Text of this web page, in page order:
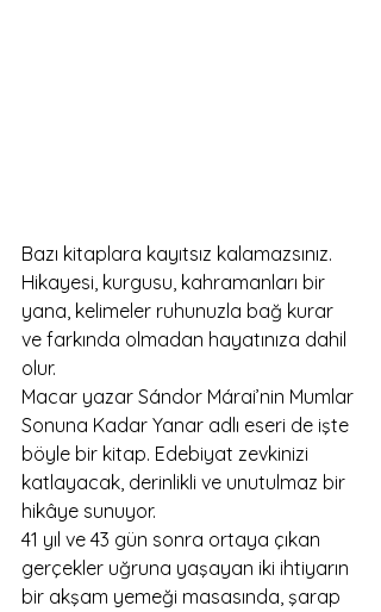
Bazı kitaplara kayıtsız kalamazsınız.
Hikayesi, kurgusu, kahramanları bir
yana, kelimeler ruhunuzla bağ kurar
ve farkında olmadan hayatınıza dahil
olur.
Macar yazar Sándor Márai’nin Mumlar
Sonuna Kadar Yanar adlı eseri de işte
böyle bir kitap. Edebiyat zevkinizi
katlayacak, derinlikli ve unutulmaz bir
hikâye sunuyor.
41 yıl ve 43 gün sonra ortaya çıkan
gerçekler uğruna yaşayan iki ihtiyarın
bir akşam yemeği masasında, şarap